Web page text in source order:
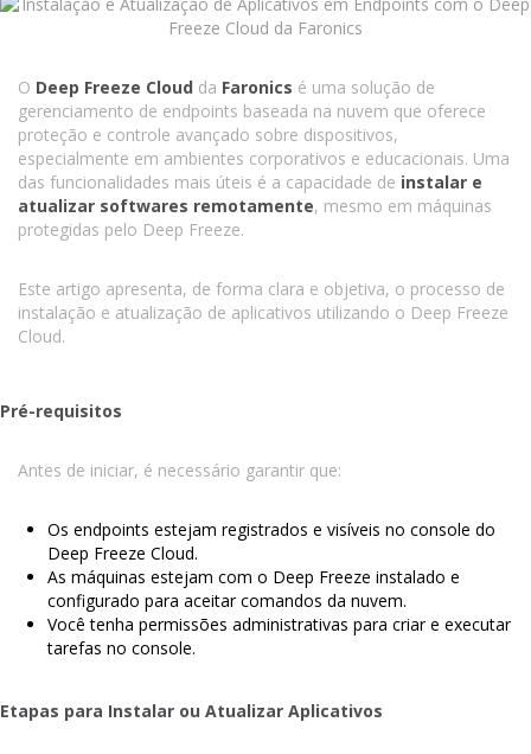
O Deep Freeze Cloud da Faronics é uma solução de
gerenciamento de endpoints baseada na nuvem que oferece
proteção e controle avançado sobre dispositivos,
especialmente em ambientes corporativos e educacionais. Uma
das funcionalidades mais úteis é a capacidade de instalar e
atualizar softwares remotamente, mesmo em máquinas
protegidas pelo Deep Freeze.
Este artigo apresenta, de forma clara e objetiva, o processo de
instalação e atualização de aplicativos utilizando o Deep Freeze
Cloud.
Pré-requisitos
Antes de iniciar, é necessário garantir que:
Os endpoints estejam registrados e visíveis no console do
Deep Freeze Cloud.
As máquinas estejam com o Deep Freeze instalado e
configurado para aceitar comandos da nuvem.
Você tenha permissões administrativas para criar e executar
tarefas no console.
Etapas para Instalar ou Atualizar Aplicativos